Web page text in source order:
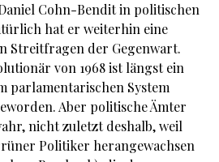
Cohn-Bendit in politischen
hat er weiterhin eine
Streitfragen der Gegenwart.
von 1968 ist längst ein
parlamentarischen System
Aber politische Ämter
nicht zuletzt deshalb, weil
Politiker herangewachsen